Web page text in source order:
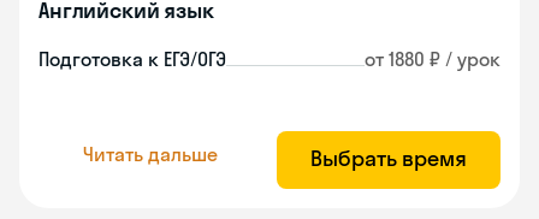
Английский язык
Подготовка к ЕГЭ/ОГЭ от 1880 ₽ / урок
Читать дальше Выбрать время